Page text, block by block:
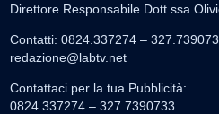
Direttore Responsabile Dott.ssa
Contatti: 0824.337274 –
redazione@labtv.net
Contattaci per la tua Pubblicità:
0824.337274 – 327.7390733